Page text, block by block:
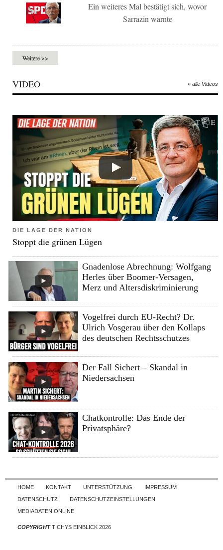
Ein weiteres Mal bestätigt sich, wovor
Sarrazin warnte
Weitere >>
VIDEO » alle Videos
DIE LAGE DER NATION
Stoppt die grünen Lügen
Gnadenlose Abrechnung: Wolfgang
Herles über Boomer-Versagen,
Merz und Altersdiskriminierung
Vogelfrei durch EU-Recht? Dr.
Ulrich Vosgerau über den Kollaps
des deutschen Rechtsschutzes
Der Fall Sichert – Skandal in
Niedersachsen
Chatkontrolle: Das Ende der
Privatsphäre?
Skip to content
HOME KONTAKT UNTERSTÜTZUNG
IMPRESSUM
DATENSCHUTZ
DATENSCHUTZEINSTELLUNGEN
MEDIADATEN ONLINE
COPYRIGHTTICHYS EINBLICK 2026